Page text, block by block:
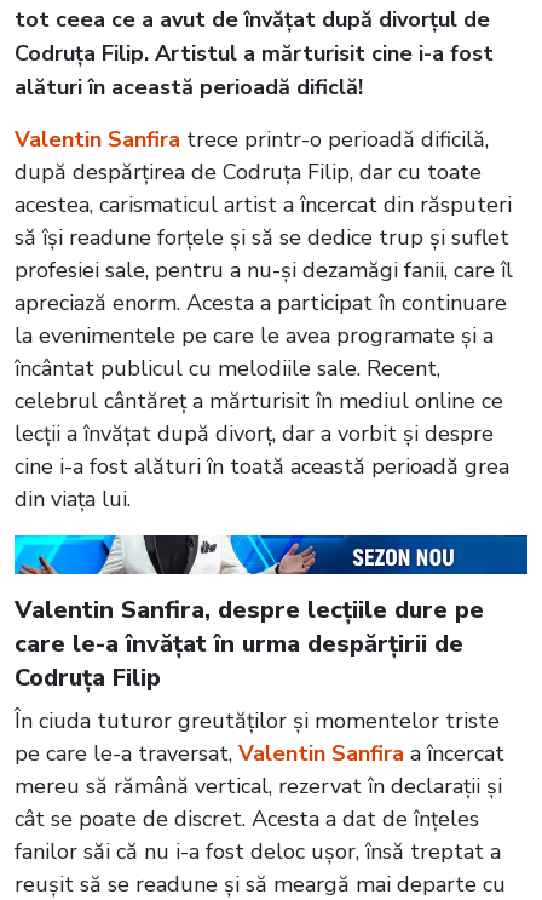
tot ceea ce a avut de învățat după divorțul de
Codruța Filip. Artistul a mărturisit cine i-a fost
alături în această perioadă dificlă!
Valentin Sanfira trece printr-o perioadă dificilă,
după despărțirea de Codruța Filip, dar cu toate
acestea, carismaticul artist a încercat din răsputeri
să își readune forțele și să se dedice trup și suflet
profesiei sale, pentru a nu-și dezamăgi fanii, care îl
apreciază enorm. Acesta a participat în continuare
la evenimentele pe care le avea programate și a
încântat publicul cu melodiile sale. Recent,
celebrul cântăreț a mărturisit în mediul online ce
lecții a învățat după divorț, dar a vorbit și despre
cine i-a fost alături în toată această perioadă grea
din viața lui.
Valentin Sanfira, despre lecțiile dure pe
care le-a învățat în urma despărțirii de
Codruța Filip
În ciuda tuturor greutăților și momentelor triste
pe care le-a traversat, Valentin Sanfira a încercat
mereu să rămână vertical, rezervat în declarații și
cât se poate de discret. Acesta a dat de înțeles
fanilor săi că nu i-a fost deloc ușor, însă treptat a
reușit să se readune și să meargă mai departe cu